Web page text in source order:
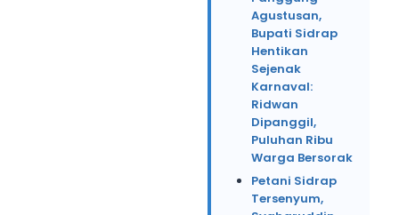
Agustusan,
Bupati Sidrap
Hentikan
Sejenak
Karnaval:
Ridwan
Dipanggil,
Puluhan Ribu
Warga Bersorak
Petani Sidrap
Tersenyum,